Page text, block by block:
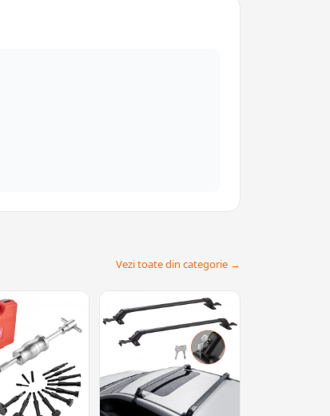
Vezi toate din categorie →